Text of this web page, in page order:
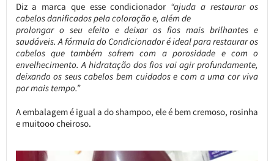
Diz a marca que esse condicionador “ajuda a restaurar os
cabelos danificados pela coloração e, além de
prolongar o seu efeito e deixar os fios mais brilhantes e
saudáveis. A fórmula do Condicionador é ideal para restaurar os
cabelos que também sofrem com a porosidade e com o
envelhecimento. A hidratação dos fios vai agir profundamente,
deixando os seus cabelos bem cuidados e com a uma cor viva
por mais tempo.”
A embalagem é igual a do shampoo, ele é bem cremoso, rosinha
e muitooo cheiroso.